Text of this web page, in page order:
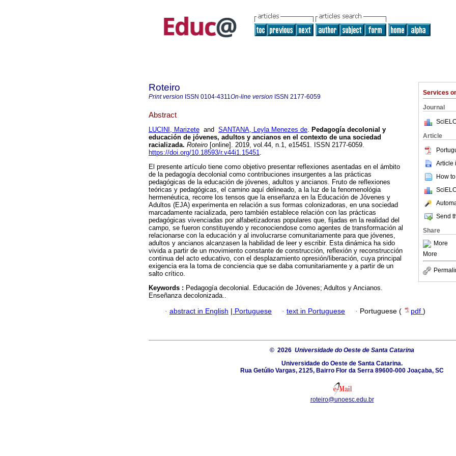
Services
Journal
Article
Article
How
Send
Share
More
More
Roteiro
Print version ISSN 0104-4311On-line version ISSN 2177-6059
Abstract
LUCINI, Marizete and SANTANA, Leyla Menezes de. Pedagogía decolonial y
educación de jóvenes, adultos y ancianos en el contexto de una sociedad
racializada. Roteiro [online]. 2019, vol.44, n.1, e15451. ISSN 2177-6059.
https://doi.org/10.18593/r.v44i1.15451.
El presente artículo tiene como objetivo presentar reflexiones asentadas en el ámbito
de la pedagogía decolonial como contribuciones insurgentes a las prácticas
pedagógicas de la educación de jóvenes, adultos y ancianos. Fruto de reflexiones
teóricas y pedagógicas, el camino aquí delineado, a la luz de la fenomenológia
hermenéutica, recorre los tensos que la enseñanza en la Educación de Jóvenes y
Adultos (EJA) experimenta en relación a sus formas colonizadoras, en una sociedad
marcadamente racializada, pero también establece relación con las prácticas
pedagógicas vivenciadas por alfabetizadoras populares que, fijadas en la realidad del
campo, se fueron constituyendo y reconociendose como agentes de transformación al
relacionarse con la educación y al involucrarse comunitariamente para que jóvenes,
adultos y ancianos alcanzasen la habilidad de leer y escribir. Esta dinámica ha sido
vivida a partir de un movimiento constante de construcción, reflexión y reconstrucción
continua del acto educativo, con el desplazamiento opresión/liberación, cuya principal
exigencia era la toma de conciencia que se daba comunitariamente y a partir de un
salto crítico.
Keywords : Pedagogía decolonial. Educación de Jóvenes; Adultos y Ancianos.
Enseñanza decolonizada..
· abstract in English | Portuguese · text in Portuguese · Portuguese ( pdf )
© 2026 Universidade do Oeste de Santa Catarina
Universidade do Oeste de Santa Catarina.
Rua Getúlio Vargas, 2125, Bairro Flor da Serra 89600-000 Joaçaba, SC
roteiro@unoesc.edu.br